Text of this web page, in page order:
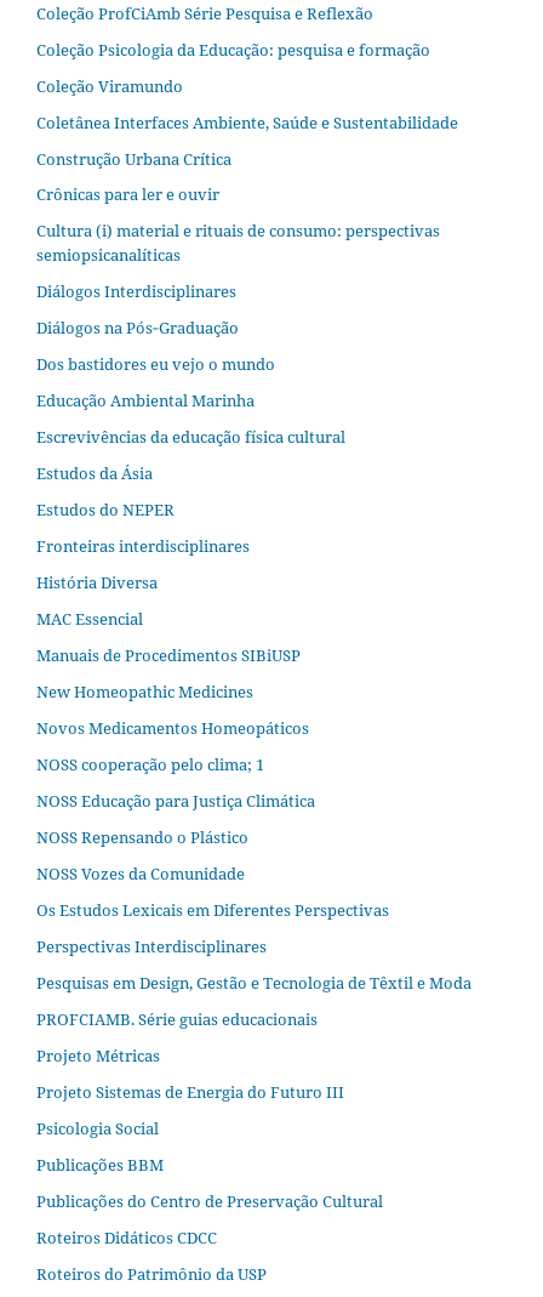
Coleção ProfCiAmb Série Pesquisa e Reflexão
Coleção Psicologia da Educação: pesquisa e formação
Coleção Viramundo
Coletânea Interfaces Ambiente, Saúde e Sustentabilidade
Construção Urbana Crítica
Crônicas para ler e ouvir
Cultura (i) material e rituais de consumo: perspectivas
semiopsicanalíticas
Diálogos Interdisciplinares
Diálogos na Pós‐Graduação
Dos bastidores eu vejo o mundo
Educação Ambiental Marinha
Escrevivências da educação física cultural
Estudos da Ásia​
Estudos do NEPER
Fronteiras interdisciplinares
História Diversa
MAC Essencial
Manuais de Procedimentos SIBiUSP
New Homeopathic Medicines
Novos Medicamentos Homeopáticos
NOSS cooperação pelo clima; 1
NOSS Educação para Justiça Climática
NOSS Repensando o Plástico
NOSS Vozes da Comunidade
Os Estudos Lexicais em Diferentes Perspectivas
Perspectivas Interdisciplinares
Pesquisas em Design, Gestão e Tecnologia de Têxtil e Moda
PROFCIAMB. Série guias educacionais
Projeto Métricas
Projeto Sistemas de Energia do Futuro III
Psicologia Social
Publicações BBM
Publicações do Centro de Preservação Cultural
Roteiros Didáticos CDCC
Roteiros do Patrimônio da USP